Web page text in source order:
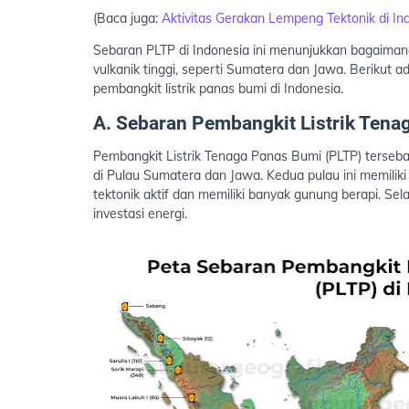
(Baca juga: Aktivitas Gerakan Lempeng Tektonik di
Sebaran PLTP di Indonesia ini menunjukkan
vulkanik tinggi, seperti Sumatera dan Jawa. Berikut
pembangkit listrik panas bumi di Indonesia.
A. Sebaran Pembangkit Listrik
Pembangkit Listrik Tenaga Panas Bumi (PLTP)
di Pulau Sumatera dan Jawa. Kedua pulau ini
tektonik aktif dan memiliki banyak gunung berapi.
investasi energi.